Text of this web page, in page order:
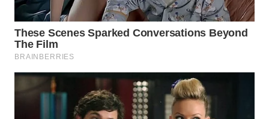
WN
TEBING
TINGGI
WN
PAKPAK